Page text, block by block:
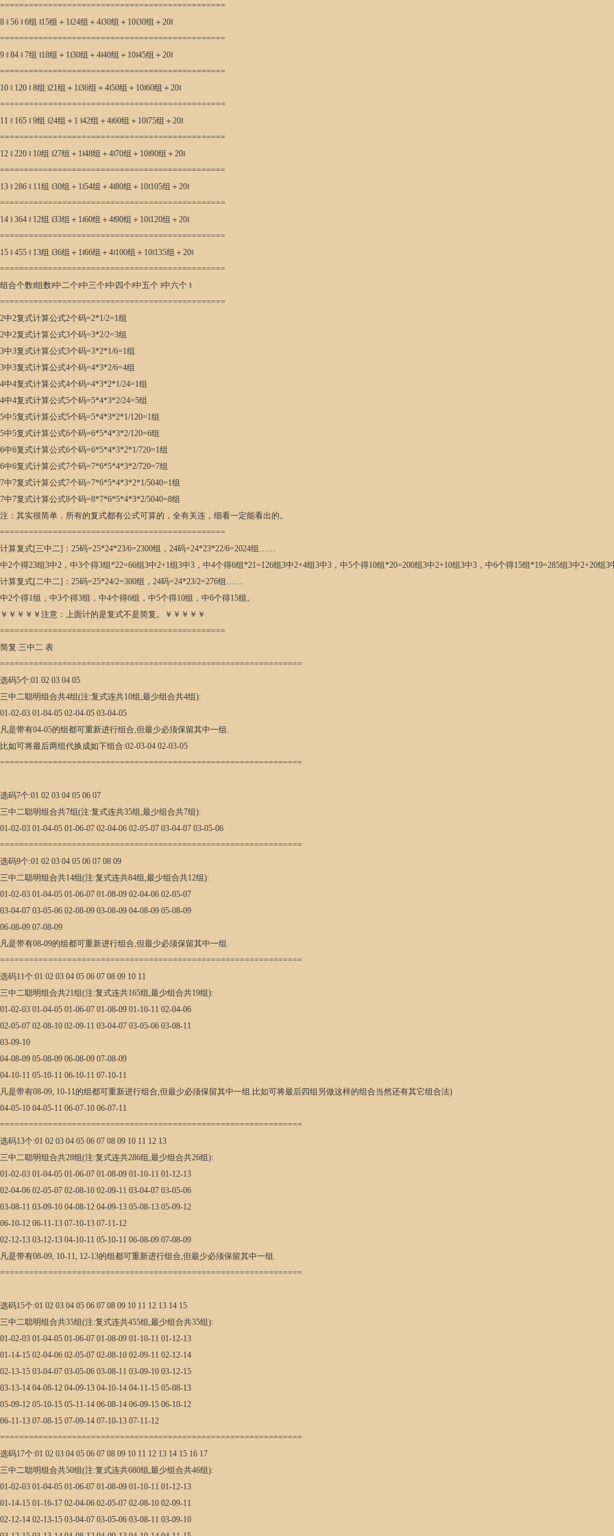
===============================================
8 ‖ 56 ‖ 6组 ‖15组＋1‖24组＋4‖30组＋10‖30组＋20‖
===============================================
9 ‖ 84 ‖ 7组 ‖18组＋1‖30组＋4‖40组＋10‖45组＋20‖
===============================================
10 ‖ 120 ‖ 8组 ‖21组＋1‖36组＋4‖50组＋10‖60组＋20‖
===============================================
11 ‖ 165 ‖ 9组 ‖24组＋1 ‖42组＋4‖60组＋10‖75组＋20‖
===============================================
12 ‖ 220 ‖ 10组 ‖27组＋1‖48组＋4‖70组＋10‖90组＋20‖
===============================================
13 ‖ 286 ‖ 11组 ‖30组＋1‖54组＋4‖80组＋10‖105组＋20‖
===============================================
14 ‖ 364 ‖ 12组 ‖33组＋1‖60组＋4‖90组＋10‖120组＋20‖
===============================================
15 ‖ 455 ‖ 13组 ‖36组＋1‖66组＋4‖100组＋10‖135组＋20‖
===============================================
组合个数‖组数‖中二个‖中三个‖中四个‖中五个 ‖中六个 ‖
===============================================
2中2复式计算公式2个码=2*1/2=1组
2中2复式计算公式3个码=3*2/2=3组
3中3复式计算公式3个码=3*2*1/6=1组
3中3复式计算公式4个码=4*3*2/6=4组
4中4复式计算公式4个码=4*3*2*1/24=1组
4中4复式计算公式5个码=5*4*3*2/24=5组
5中5复式计算公式5个码=5*4*3*2*1/120=1组
5中5复式计算公式6个码=6*5*4*3*2/120=6组
6中6复式计算公式6个码=6*5*4*3*2*1/720=1组
6中6复式计算公式7个码=7*6*5*4*3*2/720=7组
7中7复式计算公式7个码=7*6*5*4*3*2*1/5040=1组
7中7复式计算公式8个码=8*7*6*5*4*3*2/5040=8组
注：其实很简单，所有的复式都有公式可算的，全有关连，细看一定能看出的。
===============================================
计算复式[三中二]：25码=25*24*23/6=2300组，24码=24*23*22/6=2024组……
中2个得23组3中2，中3个得3组*22=66组3中2+1组3中3，中4个得6组*21=126组3中2+4组3中3，中5个得10组*20=200组3中2+10组3中3，中6个得15组*19=285组3中2+20组3
计算复式[二中二]：25码=25*24/2=300组，24码=24*23/2=276组……
中2个得1组，中3个得3组，中4个得6组，中5个得10组，中6个得15组。
￥￥￥￥￥注意：上面计的是复式不是简复。￥￥￥￥￥
===============================================
简复 三中二 表
===============================================================
选码5个:01 02 03 04 05
三中二聪明组合共4组(注:复式连共10组,最少组合共4组):
01-02-03 01-04-05 02-04-05 03-04-05
凡是带有04-05的组都可重新进行组合,但最少必须保留其中一组.
比如可将最后两组代换成如下组合:02-03-04 02-03-05
===============================================================
选码7个:01 02 03 04 05 06 07
三中二聪明组合共7组(注:复式连共35组,最少组合共7组):
01-02-03 01-04-05 01-06-07 02-04-06 02-05-07 03-04-07 03-05-06
===============================================================
选码9个:01 02 03 04 05 06 07 08 09
三中二聪明组合共14组(注:复式连共84组,最少组合共12组):
01-02-03 01-04-05 01-06-07 01-08-09 02-04-06 02-05-07
03-04-07 03-05-06 02-08-09 03-08-09 04-08-09 05-08-09
06-08-09 07-08-09
凡是带有08-09的组都可重新进行组合,但最少必须保留其中一组.
===============================================================
选码11个:01 02 03 04 05 06 07 08 09 10 11
三中二聪明组合共21组(注:复式连共165组,最少组合共19组):
01-02-03 01-04-05 01-06-07 01-08-09 01-10-11 02-04-06
02-05-07 02-08-10 02-09-11 03-04-07 03-05-06 03-08-11
03-09-10
04-08-09 05-08-09 06-08-09 07-08-09
04-10-11 05-10-11 06-10-11 07-10-11
凡是带有08-09, 10-11的组都可重新进行组合,但最少必须保留其中一组.比如可将最后四组另做这样的组合当然还有其它组合法)
04-05-10 04-05-11 06-07-10 06-07-11
===============================================================
选码13个:01 02 03 04 05 06 07 08 09 10 11 12 13
三中二聪明组合共28组(注:复式连共286组,最少组合共26组):
01-02-03 01-04-05 01-06-07 01-08-09 01-10-11 01-12-13
02-04-06 02-05-07 02-08-10 02-09-11 03-04-07 03-05-06
03-08-11 03-09-10 04-08-12 04-09-13 05-08-13 05-09-12
06-10-12 06-11-13 07-10-13 07-11-12
02-12-13 03-12-13 04-10-11 05-10-11 06-08-09 07-08-09
凡是带有08-09, 10-11, 12-13的组都可重新进行组合,但最少必须保留其中一组.
===============================================================
选码15个:01 02 03 04 05 06 07 08 09 10 11 12 13 14 15
三中二聪明组合共35组(注:复式连共455组,最少组合共35组):
01-02-03 01-04-05 01-06-07 01-08-09 01-10-11 01-12-13
01-14-15 02-04-06 02-05-07 02-08-10 02-09-11 02-12-14
02-13-15 03-04-07 03-05-06 03-08-11 03-09-10 03-12-15
03-13-14 04-08-12 04-09-13 04-10-14 04-11-15 05-08-13
05-09-12 05-10-15 05-11-14 06-08-14 06-09-15 06-10-12
06-11-13 07-08-15 07-09-14 07-10-13 07-11-12
===============================================================
选码17个:01 02 03 04 05 06 07 08 09 10 11 12 13 14 15 16 17
三中二聪明组合共50组(注:复式连共680组,最少组合共46组):
01-02-03 01-04-05 01-06-07 01-08-09 01-10-11 01-12-13
01-14-15 01-16-17 02-04-06 02-05-07 02-08-10 02-09-11
02-12-14 02-13-15 03-04-07 03-05-06 03-08-11 03-09-10